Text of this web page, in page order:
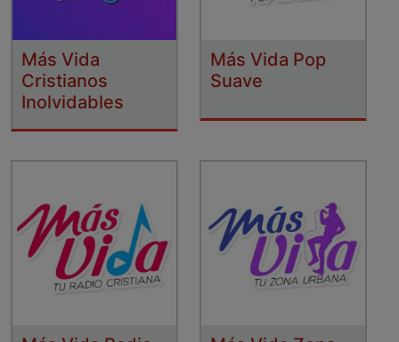
Más Vida
Cristianos
Inolvidables
Más Vida Pop
Suave